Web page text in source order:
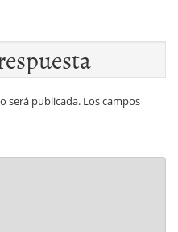
será publicada. Los campos